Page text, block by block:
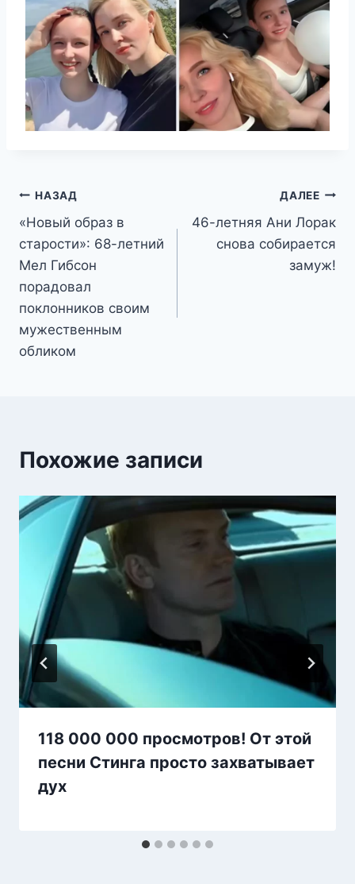
Навигация
по
записям
НАЗАД
«Новый образ в
старости»: 68-летний
Мел Гибсон
порадовал
поклонников своим
мужественным
обликом
ДАЛЕЕ
46-летняя Ани Лорак
снова собирается
замуж!
Похожие записи
118 000 000 просмотров! От этой
песни Стинга просто захватывает
дух